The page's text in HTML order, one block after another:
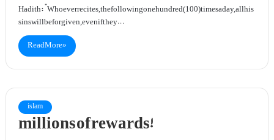
Hadith: “Whoever recites, the following one hundred (100) times a day, all his
sins will be forgiven, even if they…
Read More »
islam
millions of rewards!